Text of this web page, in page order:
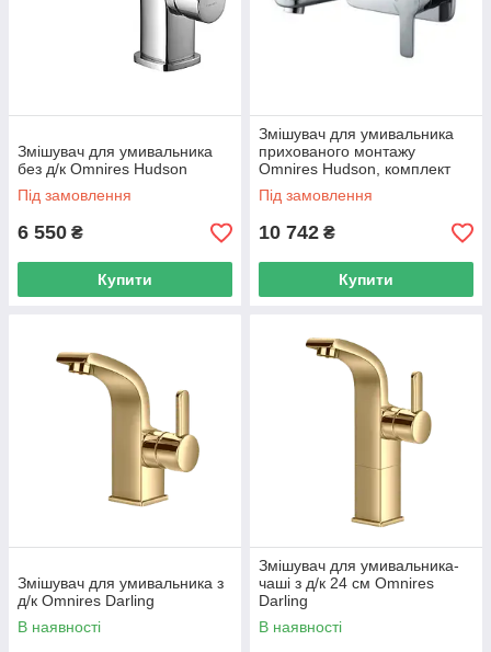
Змішувач для умивальника
без д/к Omnires Hudson
Під замовлення
6 550 ₴
Купити
Змішувач для умивальника
прихованого монтажу
Omnires Hudson, комплект
Під замовлення
10 742 ₴
Купити
Змішувач для умивальника з
д/к Omnires Darling
В наявності
Змішувач для умивальника-
чаші з д/к 24 см Omnires
Darling
В наявності